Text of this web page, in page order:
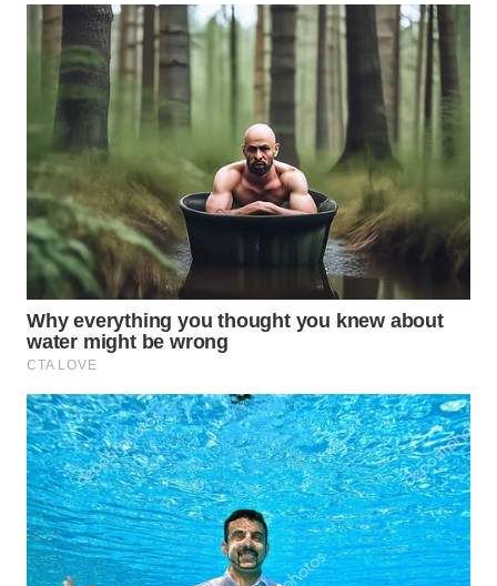
WN
BINTAN
MANDALIKA
WN
LIKUPANG
WN
LABUANBAJO
BORNEO
Wahana
Media
Group
WAHANA
NEWS